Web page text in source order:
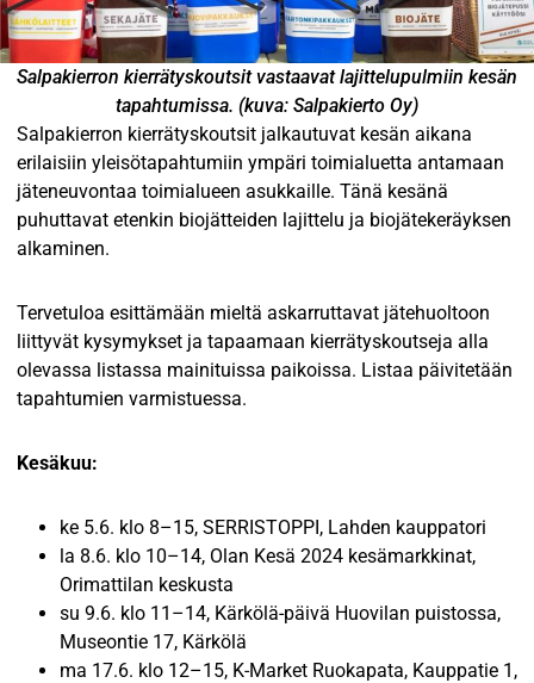
Salpakierron kierrätyskoutsit vastaavat lajittelupulmiin kesän
tapahtumissa. (kuva: Salpakierto Oy)
Salpakierron kierrätyskoutsit jalkautuvat kesän aikana
erilaisiin yleisötapahtumiin ympäri toimialuetta antamaan
jäteneuvontaa toimialueen asukkaille. Tänä kesänä
puhuttavat etenkin biojätteiden lajittelu ja biojätekeräyksen
alkaminen.
Tervetuloa esittämään mieltä askarruttavat jätehuoltoon
liittyvät kysymykset ja tapaamaan kierrätyskoutseja alla
olevassa listassa mainituissa paikoissa. Listaa päivitetään
tapahtumien varmistuessa.
Kesäkuu:
ke 5.6. klo 8–15, SERRISTOPPI, Lahden kauppatori
la 8.6. klo 10–14, Olan Kesä 2024 kesämarkkinat,
Orimattilan keskusta
su 9.6. klo 11–14, Kärkölä-päivä Huovilan puistossa,
Museontie 17, Kärkölä
ma 17.6. klo 12–15, K-Market Ruokapata, Kauppatie 1,